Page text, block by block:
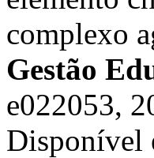
complexo
Gestão
e022053,
Disponível